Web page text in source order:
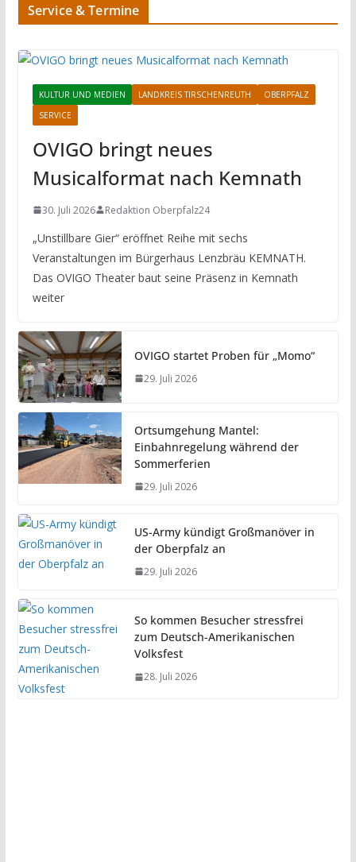
Service & Termine
KULTUR UND MEDIEN LANDKREIS TIRSCHENREUTH
OBERPFALZ
SERVICE
OVIGO bringt neues
Musicalformat nach Kemnath
30. Juli 2026 Redaktion Oberpfalz24
„Unstillbare Gier“ eröffnet Reihe mit sechs
Veranstaltungen im Bürgerhaus Lenzbräu KEMNATH.
Das OVIGO Theater baut seine Präsenz in Kemnath
weiter
OVIGO startet Proben für „Momo“
29. Juli 2026
Ortsumgehung Mantel:
Einbahnregelung während der
Sommerferien
29. Juli 2026
US-Army kündigt Großmanöver in
der Oberpfalz an
29. Juli 2026
So kommen Besucher stressfrei
zum Deutsch-Amerikanischen
Volksfest
28. Juli 2026